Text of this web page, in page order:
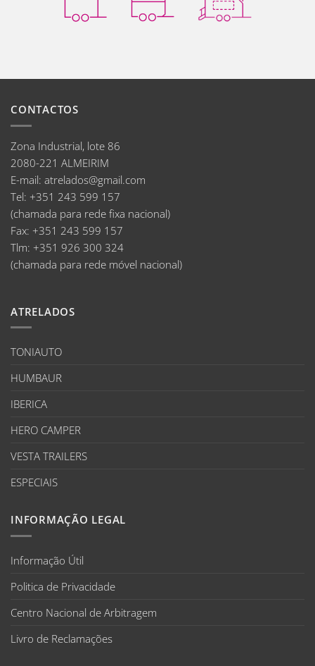
CONTACTOS
Zona Industrial, lote 86
2080-221 ALMEIRIM
E-mail: atrelados@gmail.com
Tel: +351 243 599 157
(chamada para rede fixa nacional)
Fax: +351 243 599 157
Tlm: +351 926 300 324
(chamada para rede móvel nacional)
ATRELADOS
TONIAUTO
HUMBAUR
IBERICA
HERO CAMPER
VESTA TRAILERS
ESPECIAIS
INFORMAÇÃO LEGAL
Informação Útil
Politica de Privacidade
Centro Nacional de Arbitragem
Livro de Reclamações